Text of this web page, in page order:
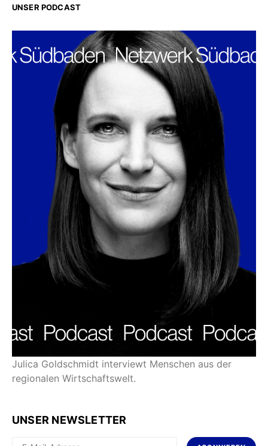
UNSER PODCAST
Julica Goldschmidt interviewt Menschen aus der
regionalen Wirtschaftswelt.
UNSER NEWSLETTER